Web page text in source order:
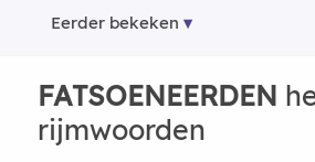
Eerder bekeken
FATSOENEERDEN
rijmwoorden